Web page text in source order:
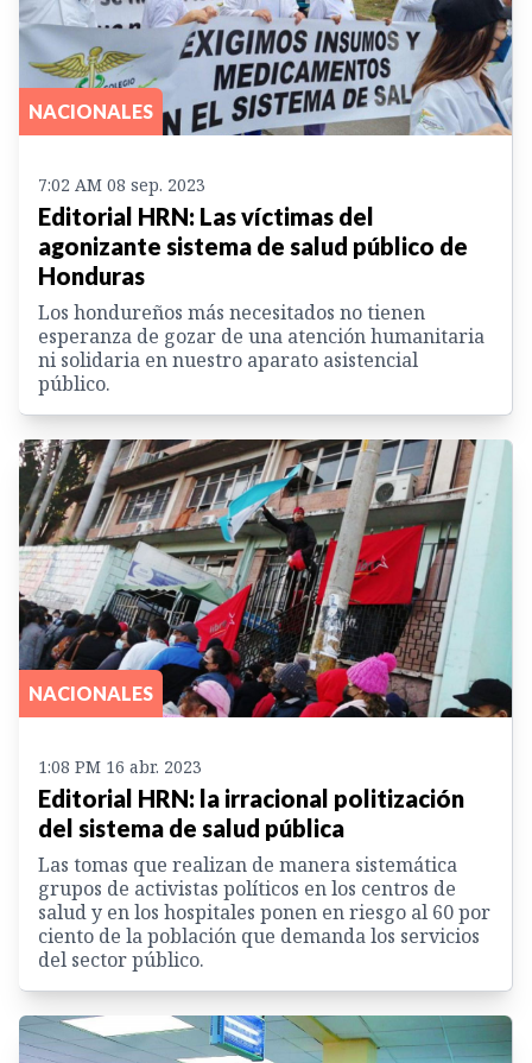
NACIONALES
7:02 AM 08 sep. 2023
Editorial HRN: Las víctimas del
agonizante sistema de salud público de
Honduras
Los hondureños más necesitados no tienen
esperanza de gozar de una atención humanitaria
ni solidaria en nuestro aparato asistencial
público.
NACIONALES
1:08 PM 16 abr. 2023
Editorial HRN: la irracional politización
del sistema de salud pública
Las tomas que realizan de manera sistemática
grupos de activistas políticos en los centros de
salud y en los hospitales ponen en riesgo al 60 por
ciento de la población que demanda los servicios
del sector público.